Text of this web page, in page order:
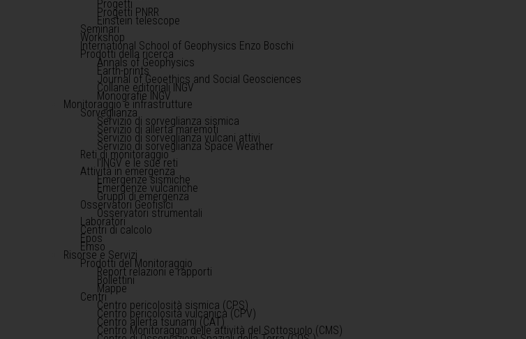
Progetti
Progetti PNRR
Einstein telescope
Seminari
Workshop
International School of Geophysics Enzo Boschi
Prodotti della ricerca
Annals of Geophysics
Earth-prints
Journal of Geoethics and Social Geosciences
Collane editoriali INGV
Monografie INGV
Monitoraggio e infrastrutture
Sorveglianza
Servizio di sorveglianza sismica
Servizio di allerta maremoti
Servizio di sorveglianza vulcani attivi
Servizio di sorveglianza Space Weather
Reti di monitoraggio
l'INGV e le sue reti
Attività in emergenza
Emergenze sismiche
Emergenze vulcaniche
Gruppi di emergenza
Osservatori Geofisici
Osservatori strumentali
Laboratori
Centri di calcolo
Epos
Emso
Risorse e Servizi
Prodotti del Monitoraggio
Report relazioni e rapporti
Bollettini
Mappe
Centri
Centro pericolosità sismica (CPS)
Centro pericolosità vulcanica (CPV)
Centro allerta tsunami (CAT)
Centro Monitoraggio delle attività del Sottosuolo (CMS)